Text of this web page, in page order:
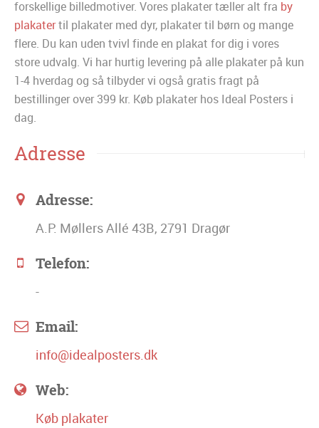
forskellige billedmotiver. Vores plakater tæller alt fra by
plakatertil plakater med dyr, plakater til børn og mange
flere. Du kan uden tvivl finde en plakat for dig i vores
store udvalg. Vi har hurtig levering på alle plakater på kun
1-4 hverdag og så tilbyder vi også gratis fragt på
bestillinger over 399 kr. Køb plakater hos Ideal Posters i
dag.
Adresse
Adresse:
A.P. Møllers Allé 43B, 2791 Dragør
Telefon:
-
Email:
info@idealposters.dk
Web:
Køb plakater